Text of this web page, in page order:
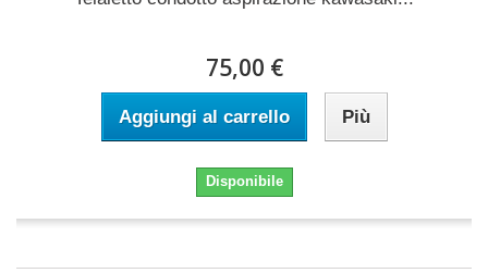
75,00 €
Aggiungi al carrello Più
Disponibile